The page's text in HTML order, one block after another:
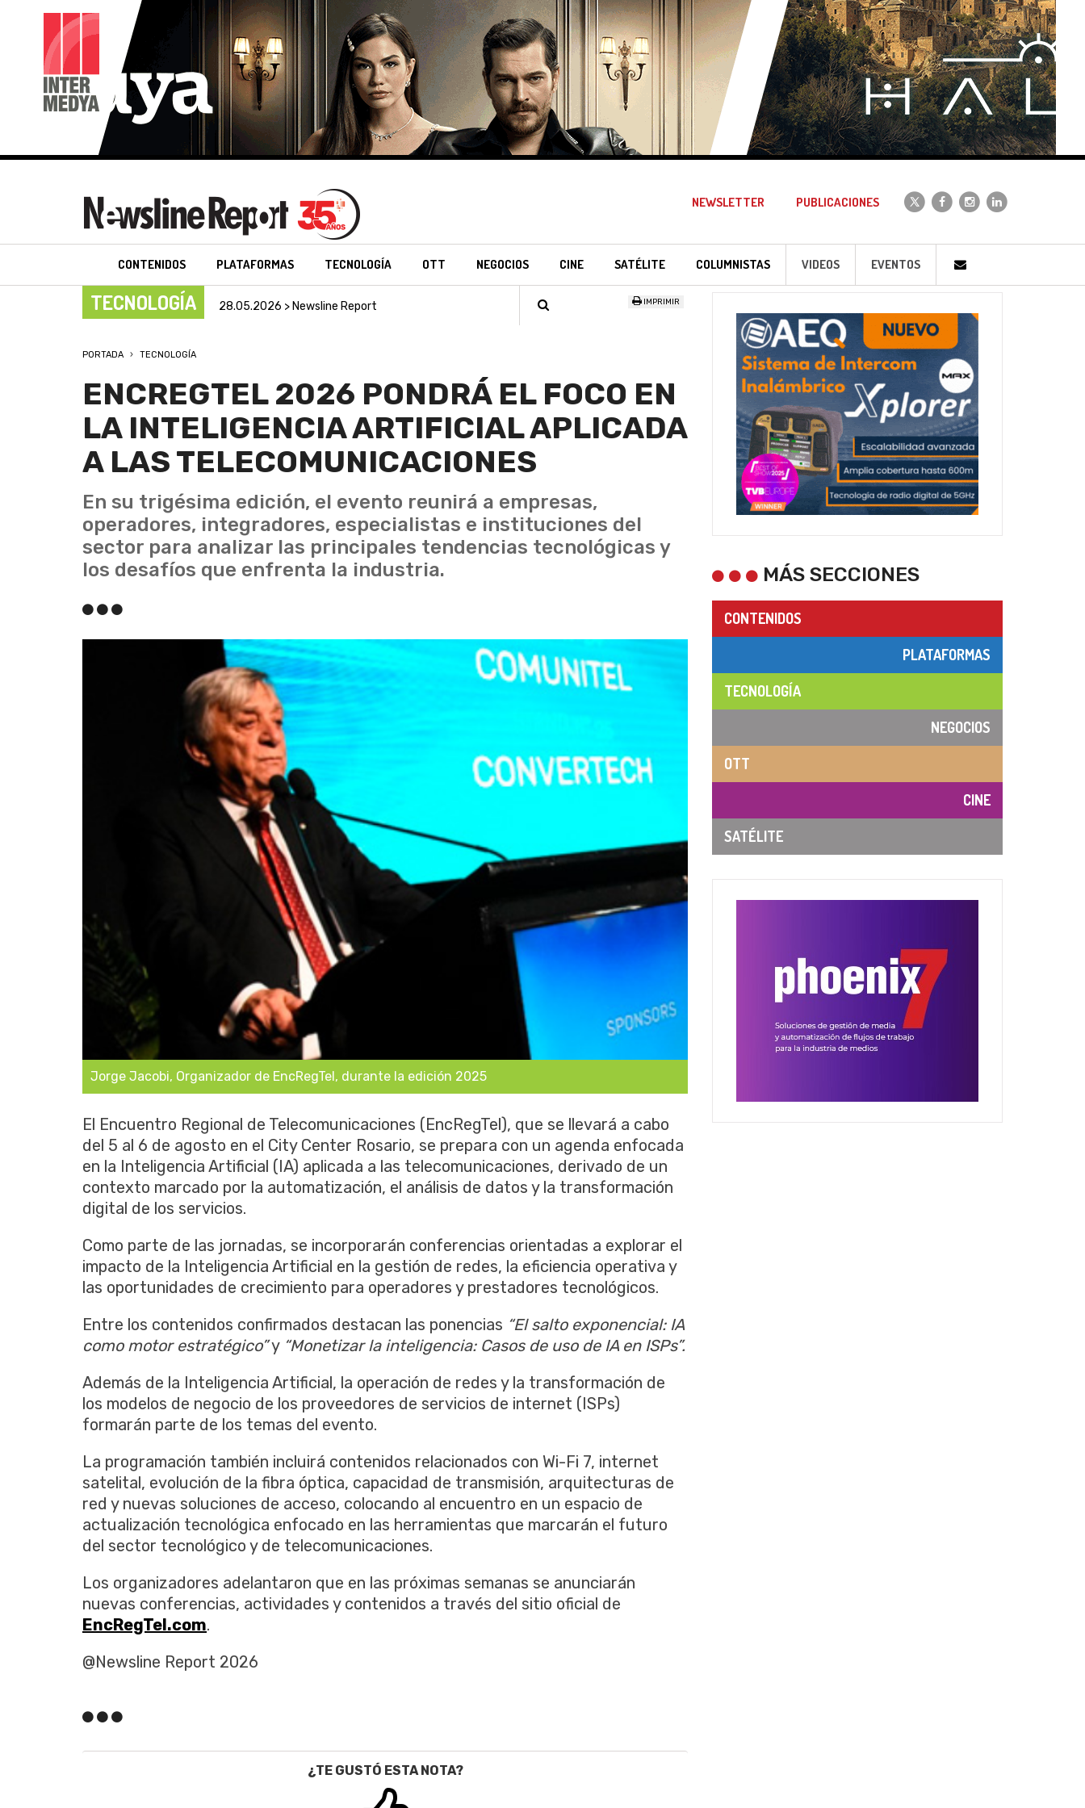
NEWSLETTER PUBLICACIONES
CONTENIDOS PLATAFORMAS TECNOLOGÍA OTT NEGOCIOS CINE SATÉLITE COLUMNISTAS VIDEOS EVENTOS
TECNOLOGÍA 28.05.2026 > Newsline Report IMPRIMIR
PORTADA TECNOLOGÍA
ENCREGTEL 2026 PONDRÁ EL FOCO EN
LA INTELIGENCIA ARTIFICIAL APLICADA
A LAS TELECOMUNICACIONES
En su trigésima edición, el evento reunirá a empresas,
operadores, integradores, especialistas e instituciones del
sector para analizar las principales tendencias tecnológicas y
los desafíos que enfrenta la industria.
Jorge Jacobi, Organizador de EncRegTel, durante la edición 2025
El Encuentro Regional de Telecomunicaciones (EncRegTel), que se llevará a cabo
del 5 al 6 de agosto en el City Center Rosario, se prepara con un agenda enfocada
en la Inteligencia Artificial (IA) aplicada a las telecomunicaciones, derivado de un
contexto marcado por la automatización, el análisis de datos y la transformación
digital de los servicios.
Como parte de las jornadas, se incorporarán conferencias orientadas a explorar el
impacto de la Inteligencia Artificial en la gestión de redes, la eficiencia operativa y
las oportunidades de crecimiento para operadores y prestadores tecnológicos.
Entre los contenidos confirmados destacan las ponencias “El salto exponencial: IA
como motor estratégico”y “Monetizar la inteligencia: Casos de uso de IA en ISPs”.
Además de la Inteligencia Artificial, la operación de redes y la transformación de
los modelos de negocio de los proveedores de servicios de internet (ISPs)
formarán parte de los temas del evento.
La programación también incluirá contenidos relacionados con Wi-Fi 7, internet
satelital, evolución de la fibra óptica, capacidad de transmisión, arquitecturas de
red y nuevas soluciones de acceso, colocando al encuentro en un espacio de
actualización tecnológica enfocado en las herramientas que marcarán el futuro
del sector tecnológico y de telecomunicaciones.
Los organizadores adelantaron que en las próximas semanas se anunciarán
nuevas conferencias, actividades y contenidos a través del sitio oficial de
EncRegTel.com.
@Newsline Report 2026
¿TE GUSTÓ ESTA NOTA?
MÁS SECCIONES
CONTENIDOS
PLATAFORMAS
TECNOLOGÍA
NEGOCIOS
OTT
CINE
SATÉLITE